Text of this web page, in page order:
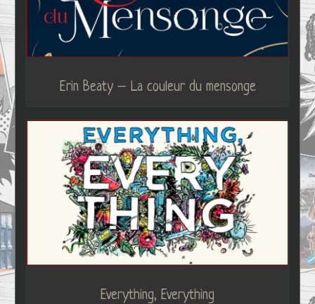
Erin Beaty – La couleur du mensonge
Everything, Everything